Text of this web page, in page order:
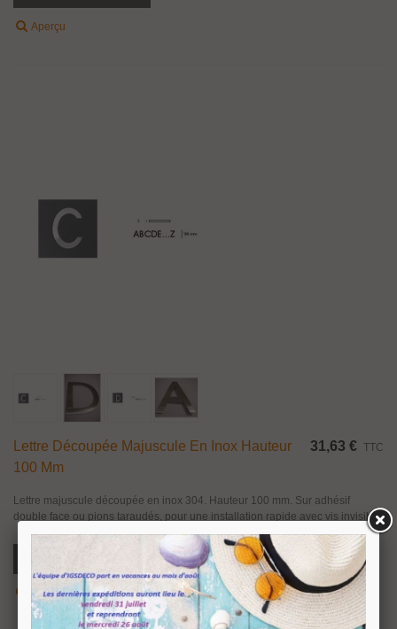
Aperçu
Lettre Découpée Majuscule En Inox Hauteur
100 Mm
31,63 € TTC
Lettre majuscule découpée en inox 304. Hauteur 100 mm. Sur adhésif
double face ou pions taraudés, pour une installation rapide avec vis invisible.
Aperçu